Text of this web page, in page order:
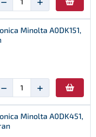
Minolta A0DK151,
− +
Minolta A0DK451,